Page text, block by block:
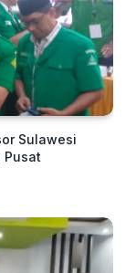
Sulawesi
Pusat